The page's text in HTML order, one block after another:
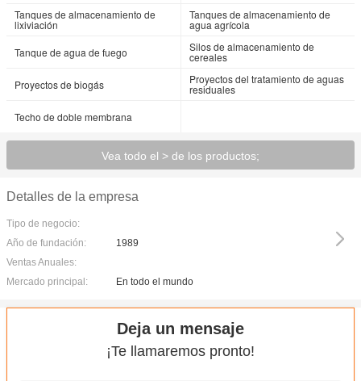
Tanques de almacenamiento de
lixiviación
Tanques de almacenamiento de
agua agrícola
Tanque de agua de fuego
Silos de almacenamiento de
cereales
Proyectos de biogás
Proyectos del tratamiento de aguas
residuales
Techo de doble membrana
Vea todo el > de los productos;
Detalles de la empresa
Tipo de negocio:
Año de fundación:
1989
Ventas Anuales:
Mercado principal:
En todo el mundo
Deja un mensaje
¡Te llamaremos pronto!